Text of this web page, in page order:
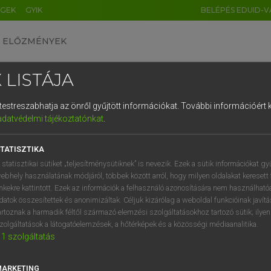
GYIK BELÉPÉS EDUID-
ELŐZMÉNYEK
angol szótár
fn
virginál
→virginal fn (Singular)
keresése szótárainkban
LISTÁJA
az önről gyűjtött információkat. További információért
tájékoztatónkat.
statisztikai sütiket „teljesítménysütiknek” is nevezik. Ezek a sütik információkat
használatának módjáról, többek között arról, hogy milyen oldalakat keresett
kattintott. Ezek az információk a felhasználó azonosítására nem
összesítettek és anonimizáltak. Céljuk kizárólag a weboldal funkcióinak
a harmadik féltől származó elemzési szolgáltatásokhoz tartozó sütik;
a látogatóelemzések, a hőtérképek és a közösségi médiaanalitika.
1 szolgáltatás
DE CN FR ES IT NL
1 2 3 4 5 6 7 8 9
q w e r t z u i
a s d f g h j k l é
í y x c v b n m , .